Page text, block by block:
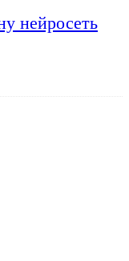
нейросеть